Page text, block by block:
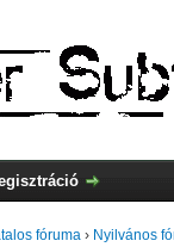
fóruma › Nyilvános